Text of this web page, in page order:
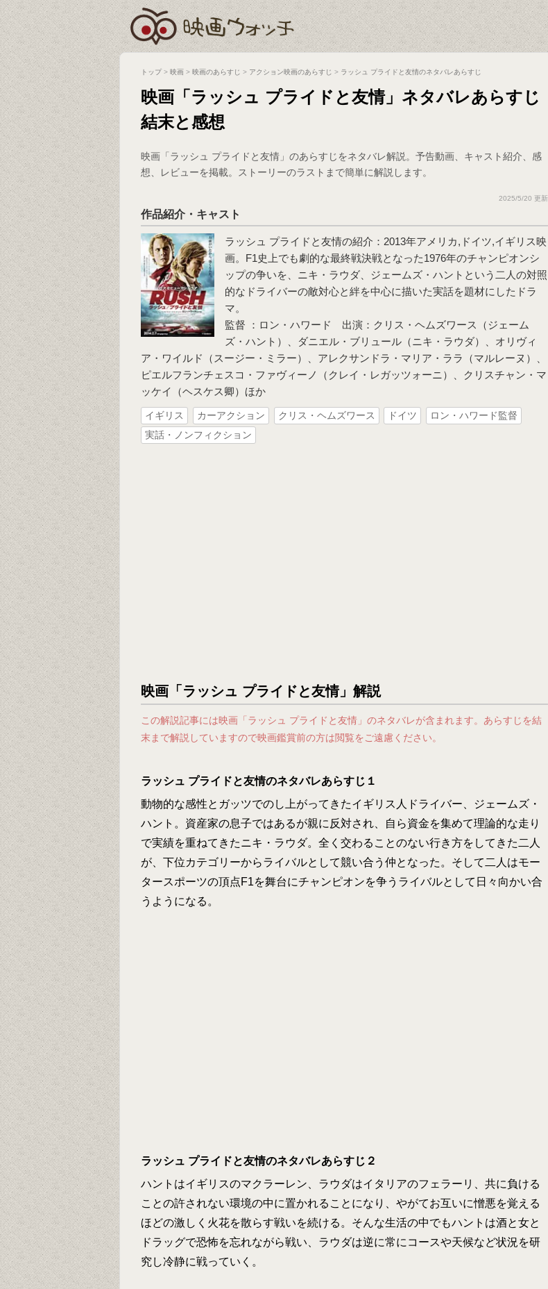
トップ> 映画 > 映画のあらすじ > アクション映画のあらすじ > ラッシュ プライドと友情のネタバレあらすじ
映画「ラッシュ プライドと友情」ネタバレあらすじ
結末と感想
映画「ラッシュ プライドと友情」のあらすじをネタバレ解説。予告動画、キャスト紹介、感
想、レビューを掲載。ストーリーのラストまで簡単に解説します。
2025/5/20 更新
作品紹介・キャスト
ラッシュ プライドと友情の紹介：2013年アメリカ,ドイツ,イギリス映
画。F1史上でも劇的な最終戦決戦となった1976年のチャンピオンシ
ップの争いを、ニキ・ラウダ、ジェームズ・ハントという二人の対照
的なドライバーの敵対心と絆を中心に描いた実話を題材にしたドラ
マ。
監督 ：ロン・ハワード 出演：クリス・ヘムズワース（ジェーム
ズ・ハント）、ダニエル・ブリュール（ニキ・ラウダ）、オリヴィ
ア・ワイルド（スージー・ミラー）、アレクサンドラ・マリア・ララ（マルレーヌ）、
ピエルフランチェスコ・ファヴィーノ（クレイ・レガッツォーニ）、クリスチャン・マ
ッケイ（ヘスケス卿）ほか
イギリス カーアクション クリス・ヘムズワース ドイツ
ロン・ハワード監督
実話・ノンフィクション
映画「ラッシュ プライドと友情」解説
この解説記事には映画「ラッシュ プライドと友情」のネタバレが含まれます。あらすじを結
末まで解説していますので映画鑑賞前の方は閲覧をご遠慮ください。
ラッシュ プライドと友情のネタバレあらすじ１
動物的な感性とガッツでのし上がってきたイギリス人ドライバー、ジェームズ・
ハント。資産家の息子ではあるが親に反対され、自ら資金を集めて理論的な走り
で実績を重ねてきたニキ・ラウダ。全く交わることのない行き方をしてきた二人
が、下位カテゴリーからライバルとして競い合う仲となった。そして二人はモー
タースポーツの頂点F1を舞台にチャンピオンを争うライバルとして日々向かい合
うようになる。
ラッシュ プライドと友情のネタバレあらすじ２
ハントはイギリスのマクラーレン、ラウダはイタリアのフェラーリ、共に負ける
ことの許されない環境の中に置かれることになり、やがてお互いに憎悪を覚える
ほどの激しく火花を散らす戦いを続ける。そんな生活の中でもハントは酒と女と
ドラッグで恐怖を忘れながら戦い、ラウダは逆に常にコースや天候など状況を研
究し冷静に戦っていく。